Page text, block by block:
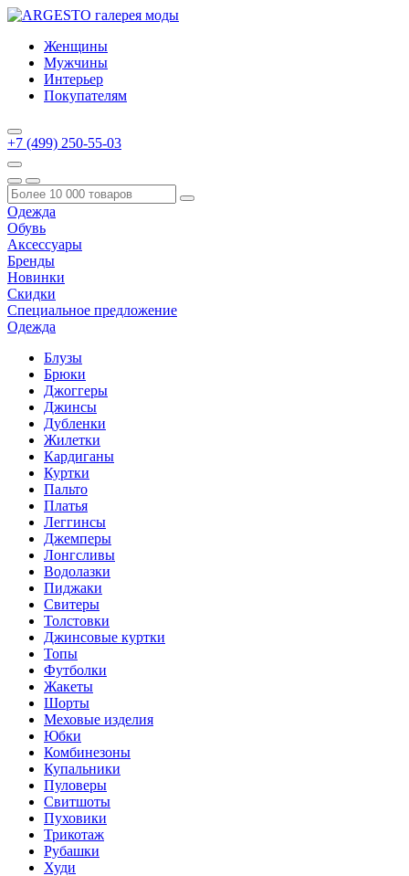
Женщины
Мужчины
Интерьер
Покупателям
+7 (499) 250-55-03
Одежда
Обувь
Аксессуары
Бренды
Новинки
Скидки
Специальное предложение
Одежда
Блузы
Брюки
Джоггеры
Джинсы
Дубленки
Жилетки
Кардиганы
Куртки
Пальто
Платья
Леггинсы
Джемперы
Лонгсливы
Водолазки
Пиджаки
Свитеры
Толстовки
Джинсовые куртки
Топы
Футболки
Жакеты
Шорты
Меховые изделия
Юбки
Комбинезоны
Купальники
Пуловеры
Свитшоты
Пуховики
Трикотаж
Рубашки
Худи